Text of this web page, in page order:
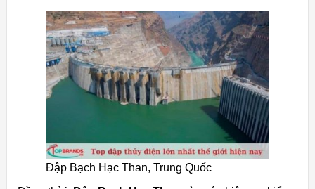
Đập Bạch Hạc Than, Trung Quốc